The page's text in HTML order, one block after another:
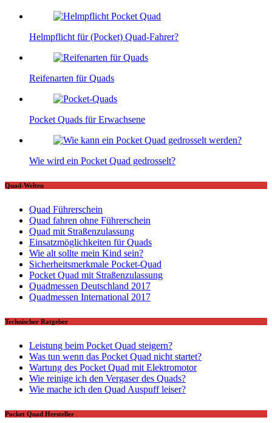
Helmpflicht für (Pocket) Quad-Fahrer?
Reifenarten für Quads
Pocket Quads für Erwachsene
Wie wird ein Pocket Quad gedrosselt?
Quad-Welten
Quad Führerschein
Quad fahren ohne Führerschein
Quad mit Straßenzulassung
Einsatzmöglichkeiten für Quads
Wie alt sollte mein Kind sein?
Sicherheitsmerkmale Pocket-Quad
Pocket Quad mit Straßenzulassung
Quadmessen Deutschland 2017
Quadmessen International 2017
Technischer Ratgeber
Leistung beim Pocket Quad steigern?
Was tun wenn das Pocket Quad nicht startet?
Wartung des Pocket Quad mit Elektromotor
Wie reinige ich den Vergaser des Quads?
Wie mache ich den Quad Auspuff leiser?
Pocket Quad Hersteller